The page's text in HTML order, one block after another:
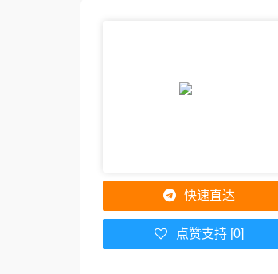
快速直达
点赞支持 [0]